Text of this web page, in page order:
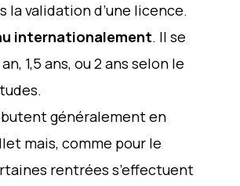
la validation d’une licence.
internationalement. Il se
1,5 ans, ou 2 ans selon le
généralement en
mais, comme pour le
rentrées s’effectuent